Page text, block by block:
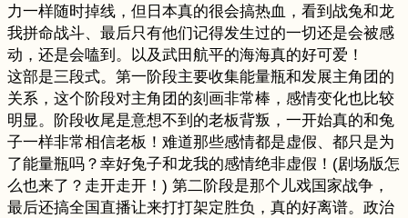
力一样随时掉线，但日本真的很会搞热血，看到战兔和龙
我拼命战斗、最后只有他们记得发生过的一切还是会被感
动，还是会嗑到。以及武田航平的海海真的好可爱！
这部是三段式。第一阶段主要收集能量瓶和发展主角团的
关系，这个阶段对主角团的刻画非常棒，感情变化也比较
明显。阶段收尾是意想不到的老板背叛，一开始真的和兔
子一样非常相信老板！难道那些感情都是虚假、都只是为
了能量瓶吗？幸好兔子和龙我的感情绝非虚假！(剧场版怎
么也来了？走开走开！) 第二阶段是那个儿戏国家战争，
最后还搞全国直播让来打打架定胜负，真的好离谱。政治